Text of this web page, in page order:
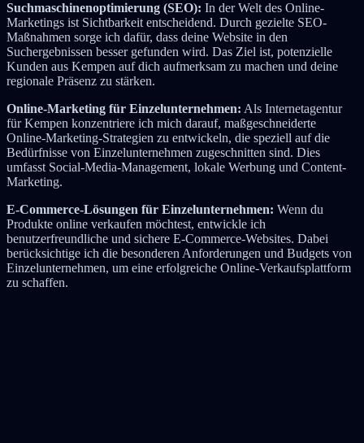
Suchmaschinenoptimierung (SEO): In der Welt des Online-
Marketings ist Sichtbarkeit entscheidend. Durch gezielte SEO-
Maßnahmen sorge ich dafür, dass deine Website in den
Suchergebnissen besser gefunden wird. Das Ziel ist, potenzielle
Kunden aus Kempen auf dich aufmerksam zu machen und deine
regionale Präsenz zu stärken.
Online-Marketing für Einzelunternehmen: Als Internetagentur
für Kempen konzentriere ich mich darauf, maßgeschneiderte
Online-Marketing-Strategien zu entwickeln, die speziell auf die
Bedürfnisse von Einzelunternehmen zugeschnitten sind. Dies
umfasst Social-Media-Management, lokale Werbung und Content-
Marketing.
E-Commerce-Lösungen für Einzelunternehmen: Wenn du
Produkte online verkaufen möchtest, entwickle ich
benutzerfreundliche und sichere E-Commerce-Websites. Dabei
berücksichtige ich die besonderen Anforderungen und Budgets von
Einzelunternehmen, um eine erfolgreiche Online-Verkaufsplattform
zu schaffen.